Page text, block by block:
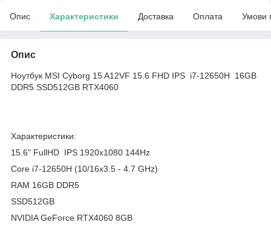
Опис Характеристики Доставка Оплата Умови
Опис
Ноутбук MSI Cyborg 15 A12VF 15.6 FHD IPS i7-12650H 16GB
DDR5 SSD512GB RTX4060
Характеристики:
15.6" FullHD IPS 1920x1080 144Hz
Core i7-12650H (10/16x3.5 - 4.7 GHz)
RAM 16GB DDR5
SSD512GB
NVIDIA GeForce RTX4060 8GB